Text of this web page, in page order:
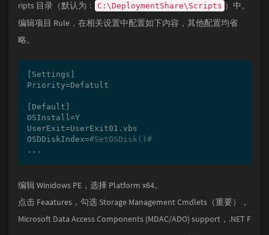
ripts 目录（默认为：
C:\DeploymentShare\Scripts ）中。
编辑项目 Rule，在相关设置中配置如下内容，其他配置均省
略。
[Settings]
Priority=Defatult
[Default]
OSInstall=Y
UserExit=UserExit01.vbs
OSDDiskIndex=#SetOSDisk()#
...
编辑 Winidows PE，选择 Platform x64。
点击 Feaatures，勾选 Storage Management Cmdlets（重要），
Microsoft Data Access Components (MDAC/ADO) support，.NET F